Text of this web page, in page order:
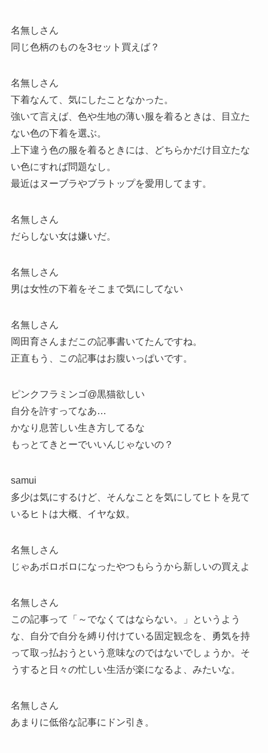
名無しさん
同じ色柄のものを3セット買えば？
名無しさん
下着なんて、気にしたことなかった。
強いて言えば、色や生地の薄い服を着るときは、目立た
ない色の下着を選ぶ。
上下違う色の服を着るときには、どちらかだけ目立たな
い色にすれば問題なし。
最近はヌーブラやブラトップを愛用してます。
名無しさん
だらしない女は嫌いだ。
名無しさん
男は女性の下着をそこまで気にしてない
名無しさん
岡田育さんまだこの記事書いてたんですね。
正直もう、この記事はお腹いっぱいです。
ピンクフラミンゴ@黒猫欲しい
自分を許すってなあ…
かなり息苦しい生き方してるな
もっとてきとーでいいんじゃないの？
samui
多少は気にするけど、そんなことを気にしてヒトを見て
いるヒトは大概、イヤな奴。
名無しさん
じゃあボロボロになったやつもらうから新しいの買えよ
名無しさん
この記事って「～でなくてはならない。」というよう
な、自分で自分を縛り付けている固定観念を、勇気を持
って取っ払おうという意味なのではないでしょうか。そ
うすると日々の忙しい生活が楽になるよ、みたいな。
名無しさん
あまりに低俗な記事にドン引き。